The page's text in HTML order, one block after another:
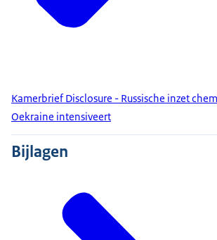
Kamerbrief Disclosure - Russische inzet
Oekraine intensiveert
Bijlagen